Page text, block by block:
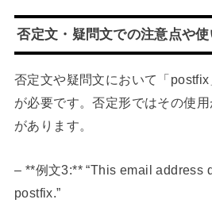
否定文・疑問文での注意点や
否定文や疑問文において「
が必要です。否定形ではその使
があります。
– **例文3:** “This email address
postfix.”